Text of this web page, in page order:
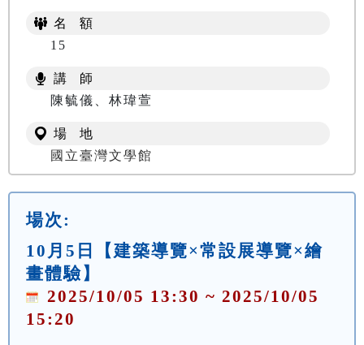
名 額
15
講 師
陳毓儀、林瑋萱
場 地
國立臺灣文學館
場次:
10月5日【建築導覽×常設展導覽×繪
畫體驗】
2025/10/05 13:30 ~ 2025/10/05
15:20